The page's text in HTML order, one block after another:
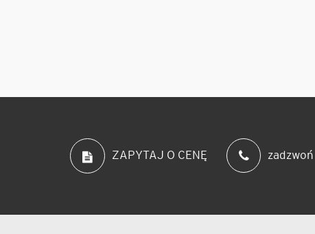
ZAPYTAJ O CENĘ zadzwoń